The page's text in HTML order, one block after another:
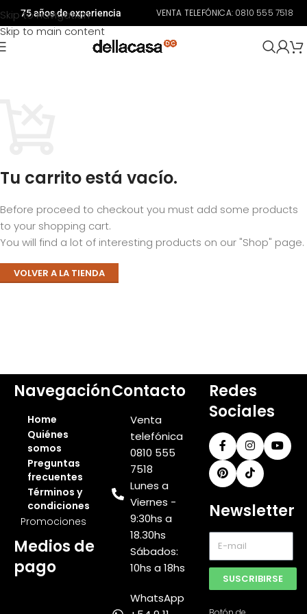
Skip to navigation
Skip to main content
75 años de experiencia VENTA TELEFÓNICA: 0810 555 7518
Tu carrito está vacío.
Before proceed to checkout you must add some products
to your shopping cart.
You will find a lot of interesting products on our "Shop" page.
VOLVER A LA TIENDA
Navegación
Home
Quiénes
somos
Preguntas
frecuentes
Términos y
condiciones
Promociones
Medios de
pago
Contacto
Venta
telefónica
0810 555
7518
Lunes a
Viernes -
9:30hs a
18.30hs
Sábados:
10hs a 18hs
WhatsApp
Redes
Sociales
Newsletter
SUSCRIBIRSE